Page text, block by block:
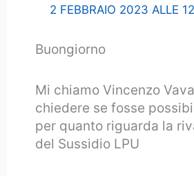
2 FEBBRAIO 2023 ALLE
Buongiorno
Mi chiamo Vincenzo
chiedere se fosse
per quanto riguarda la
del Sussidio LPU